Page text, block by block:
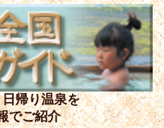
帰り温泉を
でご紹介